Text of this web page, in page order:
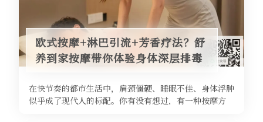
欧式按摩+淋巴引流+芳香疗法？舒
养到家按摩带你体验身体深层排毒
在快节奏的都市生活中，肩颈僵硬、睡眠不佳、身体浮肿
似乎成了现代人的标配。你有没有想过，有一种按摩方